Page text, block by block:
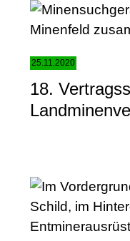
25.11.2020
18.